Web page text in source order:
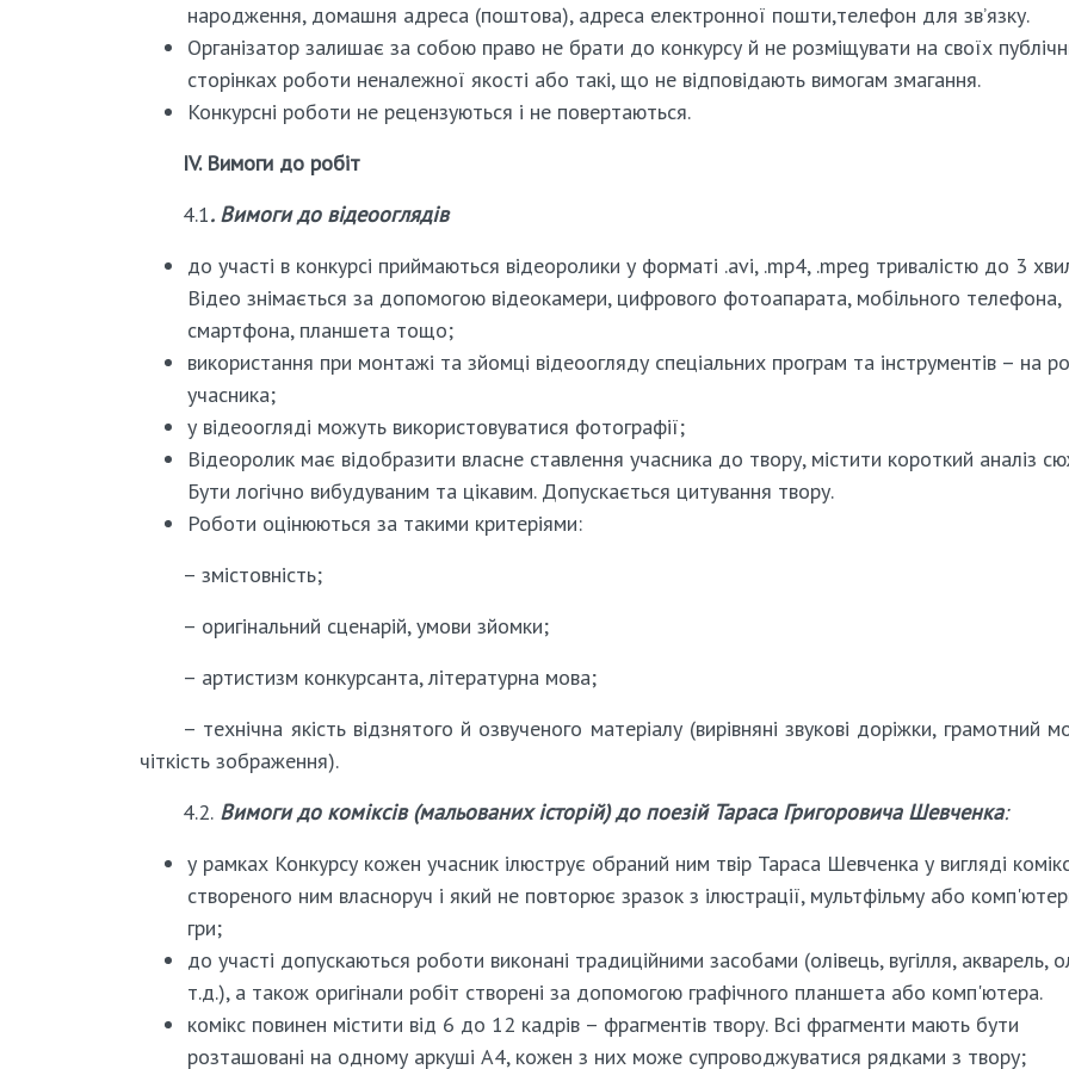
народження, домашня адреса (поштова), адреса електронної пошти,телефон для зв’язку.
Організатор залишає за собою право не брати до конкурсу й не розміщувати на своїх
сторінках роботи неналежної якості або такі, що не відповідають вимогам змагання.
Конкурсні роботи не рецензуються і не повертаються.
ІV. Вимоги до робіт
4.1. Вимоги до відеооглядів
до участі в конкурсі приймаються відеоролики у форматі .avi, .mp4, .mpeg тривалістю до 3
Відео знімається за допомогою відеокамери, цифрового фотоапарата, мобільного телефона,
смартфона, планшета тощо;
використання при монтажі та зйомці відеоогляду спеціальних програм та інструментів – на
учасника;
у відеоогляді можуть використовуватися фотографії;
Відеоролик має відобразити власне ставлення учасника до твору, містити короткий аналіз
Бути логічно вибудуваним та цікавим. Допускається цитування твору.
Роботи оцінюються за такими критеріями:
– змістовність;
– оригінальний сценарій, умови зйомки;
– артистизм конкурсанта, літературна мова;
– технічна якість відзнятого й озвученого матеріалу (вирівняні звукові доріжки, грамотний
чіткість зображення).
4.2. Вимоги до коміксів (мальованих історій) до поезій Тараса Григоровича Шевченка:
у рамках Конкурсу кожен учасник ілюструє обраний ним твір Тараса Шевченка у вигляді
створеного ним власноруч і який не повторює зразок з ілюстрації, мультфільму або
гри;
до участі допускаються роботи виконані традиційними засобами (олівець, вугілля, акварель,
т.д.), а також оригінали робіт створені за допомогою графічного планшета або комп'ютера.
комікс повинен містити від 6 до 12 кадрів – фрагментів твору. Всі фрагменти мають бути
розташовані на одному аркуші А4, кожен з них може супроводжуватися рядками з твору;